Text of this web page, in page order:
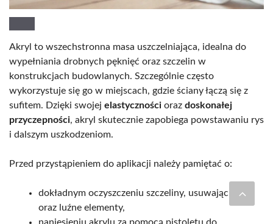
Akryl to wszechstronna masa uszczelniająca, idealna do
wypełniania drobnych pęknięć oraz szczelin w
konstrukcjach budowlanych. Szczególnie często
wykorzystuje się go w miejscach, gdzie ściany łączą się z
sufitem. Dzięki swojej elastyczności oraz doskonałej
przyczepności, akryl skutecznie zapobiega powstawaniu rys
i dalszym uszkodzeniom.
Przed przystąpieniem do aplikacji należy pamiętać o:
dokładnym oczyszczeniu szczeliny, usuwając kurz
oraz luźne elementy,